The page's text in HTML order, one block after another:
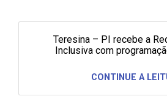
Teresina – PI recebe a
Inclusiva com
CONTINUE A